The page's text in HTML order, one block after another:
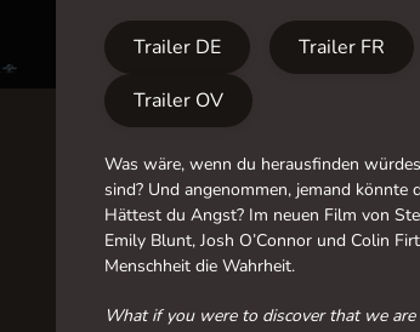
Trailer DE Trailer FR
Trailer OV
Was wäre, wenn du herausfinden
sind? Und angenommen, jemand könnte
Hättest du Angst? Im neuen Film von
Emily Blunt, Josh O’Connor und Colin
Menschheit die Wahrheit.
What if you were to discover that we